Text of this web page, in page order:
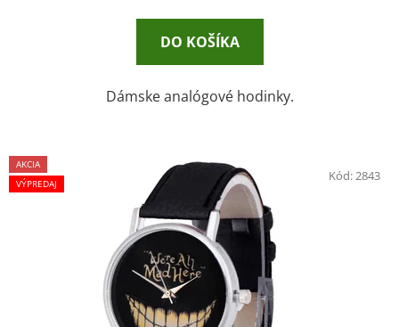
DO KOŠÍKA
Dámske analógové hodinky.
AKCIA
VÝPREDAJ
Kód:2843